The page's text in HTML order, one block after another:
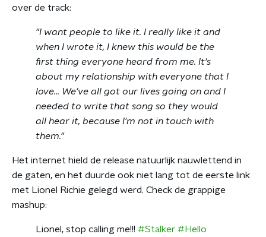
over de track:
"I want people to like it. I really like it and
when I wrote it, I knew this would be the
first thing everyone heard from me. It's
about my relationship with everyone that I
love... We've all got our lives going on and I
needed to write that song so they would
all hear it, because I'm not in touch with
them."
Het internet hield de release natuurlijk nauwlettend in
de gaten, en het duurde ook niet lang tot de eerste link
met Lionel Richie gelegd werd. Check de grappige
mashup:
Lionel, stop calling me!!! #Stalker #Hello